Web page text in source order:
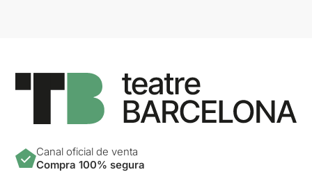
Canal oficial de venta
Compra 100% segura